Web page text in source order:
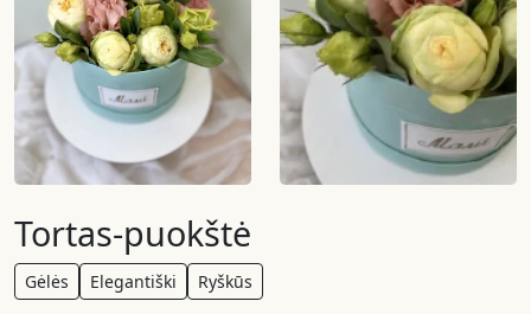
Tortas-puokštė
Gėlės Elegantiški Ryškūs